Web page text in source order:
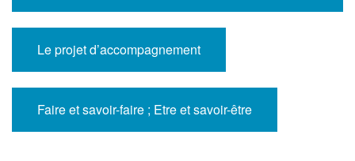
Le projet d’accompagnement
Faire et savoir-faire ; Etre et savoir-être